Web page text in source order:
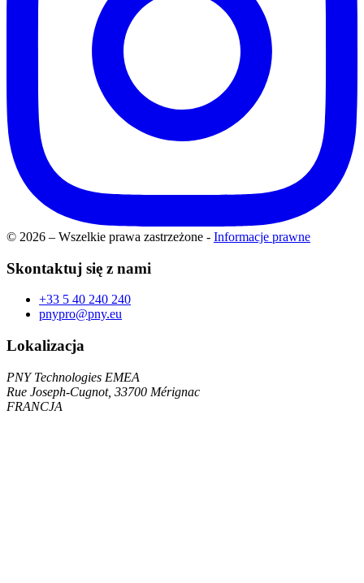
© 2026 – Wszelkie prawa zastrzeżone - Informacje prawne
Skontaktuj się z nami
+33 5 40 240 240
pnypro@pny.eu
Lokalizacja
PNY Technologies EMEA
Rue Joseph-Cugnot, 33700 Mérignac
FRANCJA